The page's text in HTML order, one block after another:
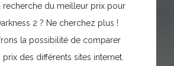
recherche du meilleur prix pour
2 ? Ne cherchez plus !
la possibilité de comparer
des différents sites internet.